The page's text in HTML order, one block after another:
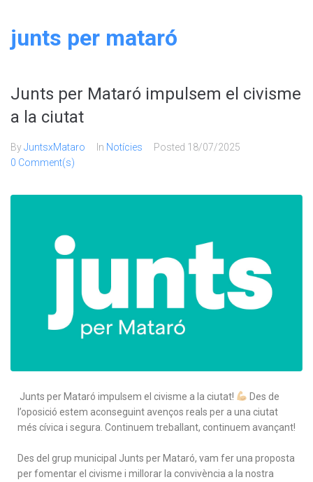
junts per mataró
Junts per Mataró impulsem el civisme
a la ciutat
ByJuntsxMataro In Notícies Posted 18/07/2025
0 Comment(s)
Junts per Mataró impulsem el civisme a la ciutat!
Des de
l’oposició estem aconseguint avenços reals per a una ciutat
més cívica i segura. Continuem treballant, continuem avançant!
Des del grup municipal Junts per Mataró, vam fer una proposta
per fomentar el civisme i millorar la convivència a la nostra